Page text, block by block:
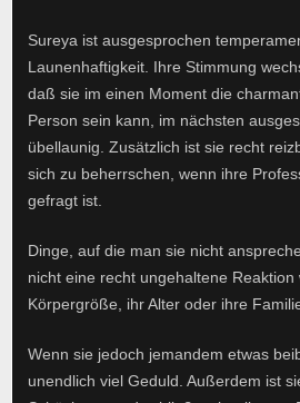
Sureya ist ausgesprochen
Launenhaftigkeit. Ihre Stimmung
daß sie im einen Moment die
Person sein kann, im nächsten
übellaunig. Zusätzlich ist sie recht
sich zu beherrschen, wenn ihre
gefragt ist.
Dinge, auf die man sie nicht
nicht eine recht ungehaltene Reaktion
Körpergröße, ihr Alter oder ihre
Wenn sie jedoch jemandem etwas
unendlich viel Geduld. Außerdem ist